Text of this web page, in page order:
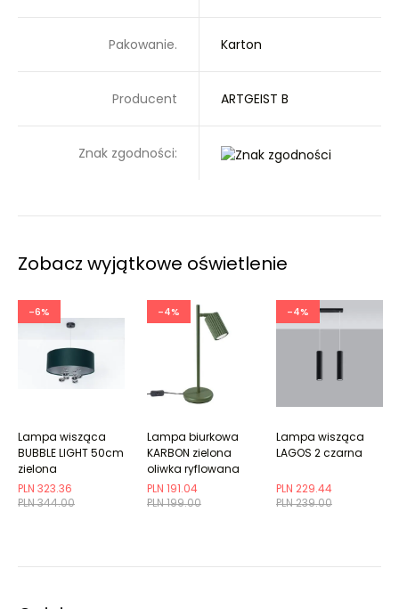
Pakowanie. Karton
Producent ARTGEIST B
Znak zgodności:
Zobacz wyjątkowe oświetlenie
-6%
PLN 344.00
PLN 323.36
Lampa wisząca
BUBBLE LIGHT 50cm
zielona
-4%
PLN 199.00
PLN 191.04
Lampa biurkowa
KARBON zielona
oliwka ryflowana
-4%
PLN 239.00
PLN 229.44
Lampa wisząca
LAGOS 2 czarna